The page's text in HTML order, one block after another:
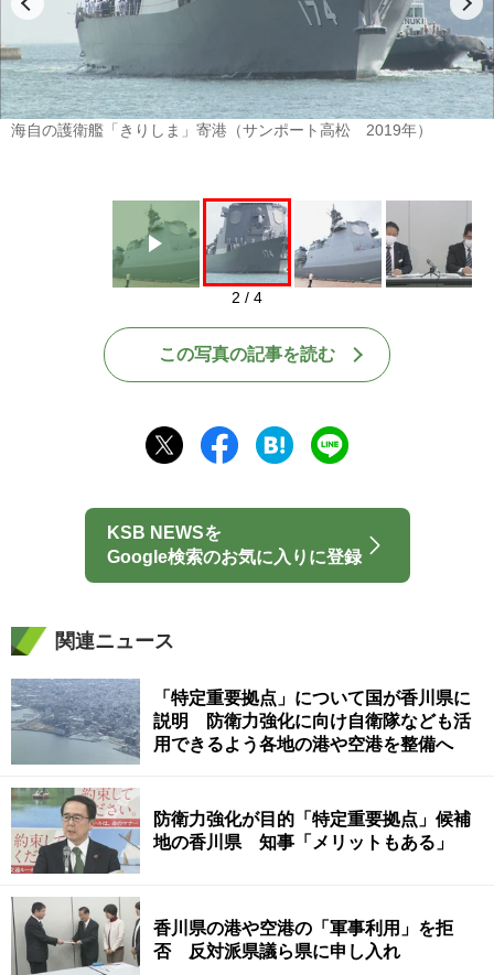
海自の護衛艦「きりしま」寄港（サンポート高松 2019年）
2 / 4
この写真の記事を読む
KSB NEWSを
Google検索のお気に入りに登録
関連ニュース
「特定重要拠点」について国が香川県に
説明 防衛力強化に向け自衛隊なども活
用できるよう各地の港や空港を整備へ
防衛力強化が目的「特定重要拠点」候補
地の香川県 知事「メリットもある」
香川県の港や空港の「軍事利用」を拒
否 反対派県議ら県に申し入れ